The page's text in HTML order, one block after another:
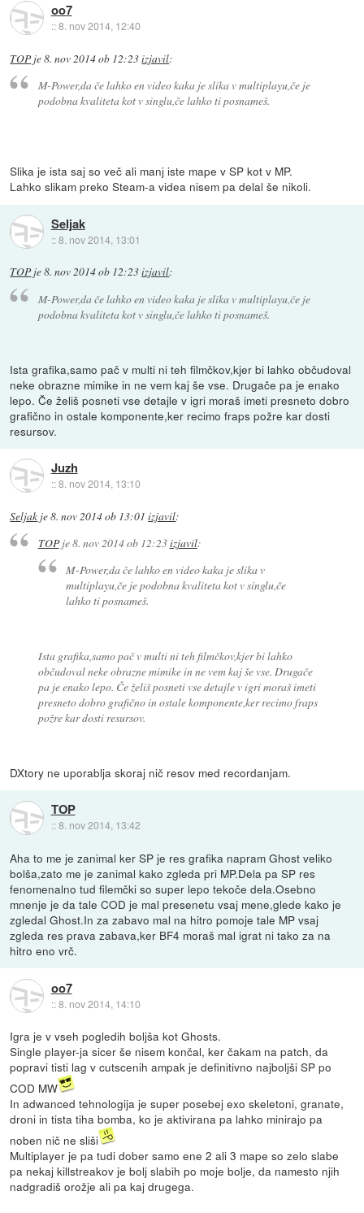
oo7
::8. nov 2014, 12:40
TOP je8. nov 2014 ob 12:23izjavil:
M-Power,da če lahko en video kaka je slika v multiplayu,če je
podobna kvaliteta kot v singlu,če lahko ti posnameš.
Slika je ista saj so več ali manj iste mape v SP kot v MP.
Lahko slikam preko Steam-a videa nisem pa delal še nikoli.
Seljak
::8. nov 2014, 13:01
TOP je8. nov 2014 ob 12:23izjavil:
M-Power,da če lahko en video kaka je slika v multiplayu,če je
podobna kvaliteta kot v singlu,če lahko ti posnameš.
Ista grafika,samo pač v multi ni teh filmčkov,kjer bi lahko občudoval
neke obrazne mimike in ne vem kaj še vse. Drugače pa je enako
lepo. Če želiš posneti vse detajle v igri moraš imeti presneto dobro
grafično in ostale komponente,ker recimo fraps požre kar dosti
resursov.
Juzh
::8. nov 2014, 13:10
Seljak je8. nov 2014 ob 13:01 izjavil:
TOPje8. nov 2014 ob 12:23izjavil:
M-Power,da če lahko en video kaka je slika v
multiplayu,če je podobna kvaliteta kot v singlu,če
lahko ti posnameš.
Ista grafika,samo pač v multi ni teh filmčkov,kjer bi lahko
občudoval neke obrazne mimike in ne vem kaj še vse. Drugače
pa je enako lepo. Če želiš posneti vse detajle v igri moraš imeti
presneto dobro grafično in ostale komponente,ker recimo fraps
požre kar dosti resursov.
DXtory ne uporablja skoraj nič resov med recordanjam.
TOP
::8. nov 2014, 13:42
Aha to me je zanimal ker SP je res grafika napram Ghost veliko
bolša,zato me je zanimal kako zgleda pri MP.Dela pa SP res
fenomenalno tud filemčki so super lepo tekoče dela.Osebno
mnenje je da tale COD je mal presenetu vsaj mene,glede kako je
zgledal Ghost.In za zabavo mal na hitro pomoje tale MP vsaj
zgleda res prava zabava,ker BF4 moraš mal igrat ni tako za na
hitro eno vrč.
oo7
::8. nov 2014, 14:10
Igra je v vseh pogledih boljša kot Ghosts.
Single player-ja sicer še nisem končal, ker čakam na patch, da
popravi tisti lag v cutscenih ampak je definitivno najboljši SP po
COD MW
In adwanced tehnologija je super posebej exo skeletoni, granate,
droni in tista tiha bomba, ko je aktivirana pa lahko minirajo pa
noben nič ne sliši
Multiplayer je pa tudi dober samo ene 2 ali 3 mape so zelo slabe
pa nekaj killstreakov je bolj slabih po moje bolje, da namesto njih
nadgradiš orožje ali pa kaj drugega.